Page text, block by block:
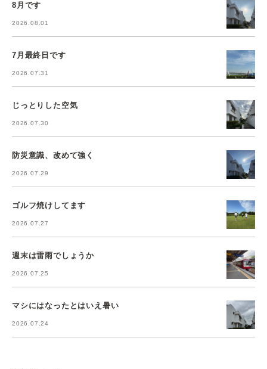
8月です
2026.08.01
7月最終日です
2026.07.31
じっとりした空気
2026.07.30
防災意識、改めて強く
2026.07.29
ゴルフ焼けしてます
2026.07.27
週末は雷雨でしょうか
2026.07.25
マシにはなったとはいえ暑い
2026.07.24